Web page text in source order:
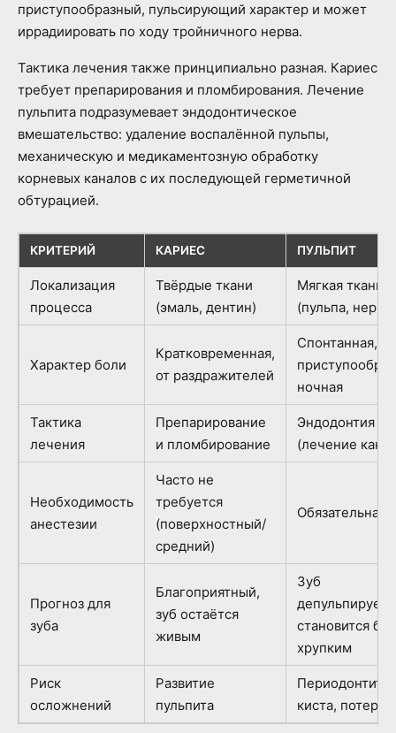
приступообразный, пульсирующий характер и может
иррадиировать по ходу тройничного нерва.
Тактика лечения также принципиально разная. Кариес
требует препарирования и пломбирования. Лечение
пульпита подразумевает эндодонтическое
вмешательство: удаление воспалённой пульпы,
механическую и медикаментозную обработку
корневых каналов с их последующей герметичной
обтурацией.
КРИТЕРИЙ КАРИЕС ПУЛЬПИТ
Локализация
процесса
Твёрдые ткани
(эмаль, дентин)
Мягкая ткань
(пульпа, нерв)
Характер боли
Кратковременная,
от раздражителей
Спонтанная,
ночная
Тактика
лечения
Препарирование
и пломбирование
Эндодонтия
(лечение
Необходимость
анестезии
Часто не
требуется
(поверхностный/
средний)
Обязательна
Прогноз для
зуба
Благоприятный,
зуб остаётся
живым
Зуб
становится
хрупким
Риск
осложнений
Развитие
пульпита
Периодонтит,
киста, потеря